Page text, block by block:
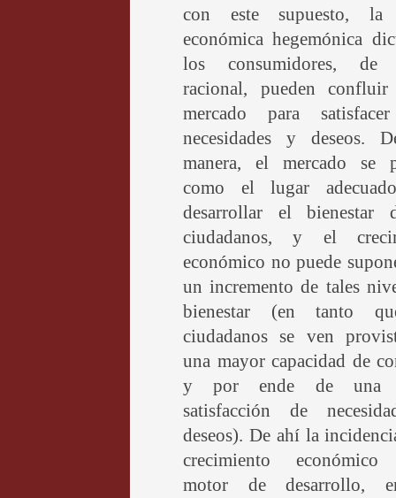
con este supuesto, la
económica hegemónica
los consumidores, de
racional, pueden
mercado para
necesidades y deseos.
manera, el mercado se
como el lugar
desarrollar el bienestar
ciudadanos, y el
económico no puede
un incremento de tales
bienestar (en tanto
ciudadanos se ven
una mayor capacidad de
y por ende de una
satisfacción de
deseos). De ahí la
crecimiento económico
motor de desarrollo,